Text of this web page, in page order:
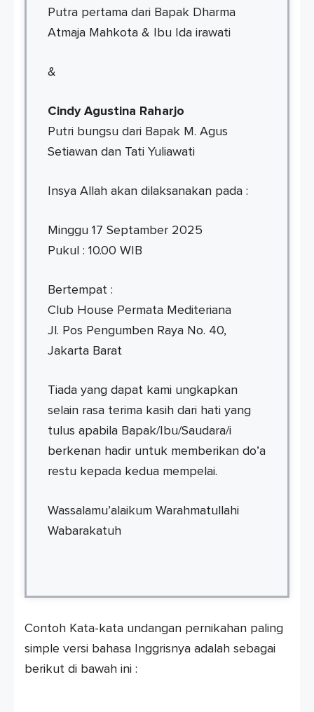
Putra pertama dari Bapak Dharma
Atmaja Mahkota & Ibu Ida irawati
&
Cindy Agustina Raharjo
Putri bungsu dari Bapak M. Agus
Setiawan dan Tati Yuliawati
Insya Allah akan dilaksanakan pada :
Minggu 17 Septamber 2025
Pukul : 10.00 WIB
Bertempat :
Club House Permata Mediteriana
Jl. Pos Pengumben Raya No. 40,
Jakarta Barat
Tiada yang dapat kami ungkapkan
selain rasa terima kasih dari hati yang
tulus apabila Bapak/Ibu/Saudara/i
berkenan hadir untuk memberikan do’a
restu kepada kedua mempelai.
Wassalamu’alaikum Warahmatullahi
Wabarakatuh
Contoh Kata-kata undangan pernikahan paling
simple versi bahasa Inggrisnya adalah sebagai
berikut di bawah ini :